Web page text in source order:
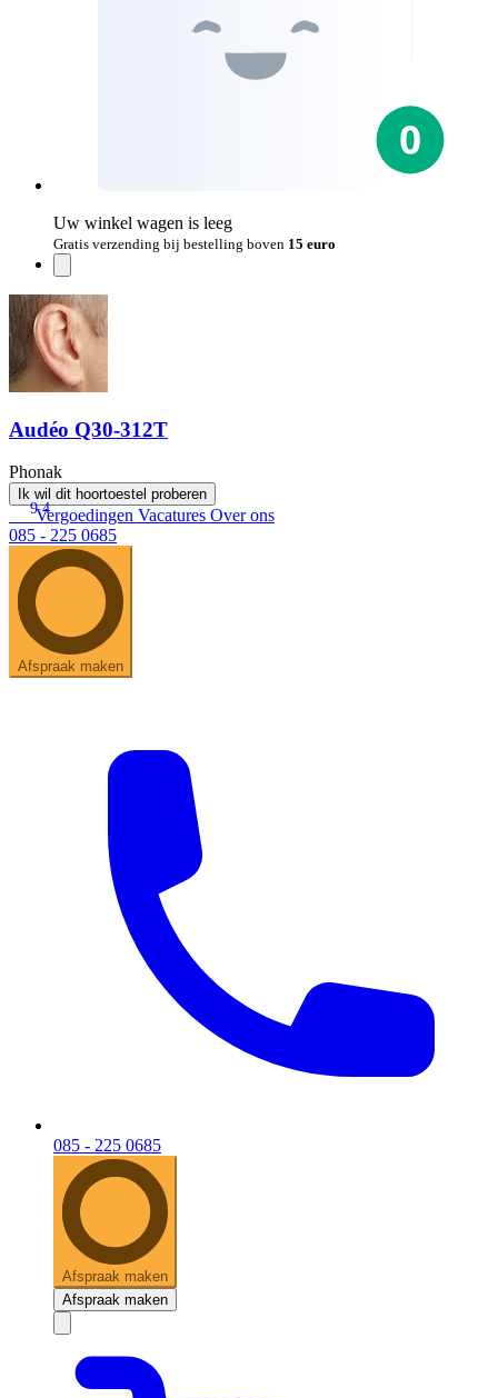
Uw winkel wagen is leeg
Gratis verzending bij bestelling boven 15 euro
Audéo Q30-312T
Phonak
Ik wil dit hoortoestel proberen
9.4
Vergoedingen Vacatures Over ons
085 - 225 0685
Afspraak maken
085 - 225 0685
Afspraak maken
Afspraak maken